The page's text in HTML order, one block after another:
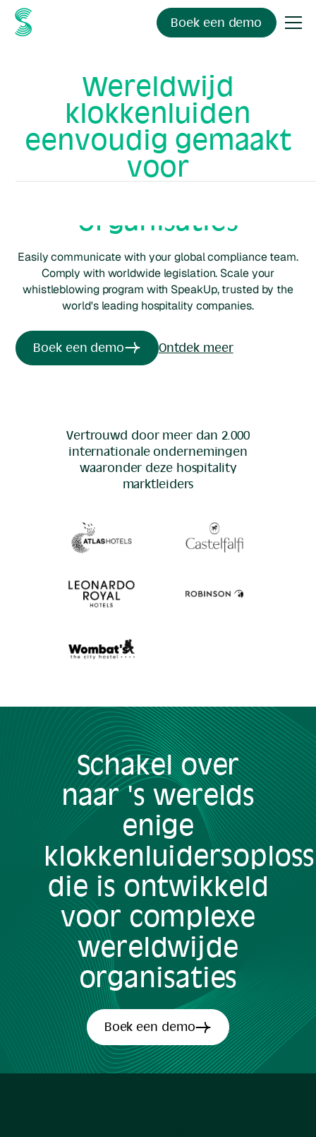
Boek een demo
Wereldwijd
klokkenluiden
eenvoudig gemaakt
voor
hospitality
organisaties
Easily communicate with your global compliance team.
Comply with worldwide legislation. Scale your
whistleblowing program with SpeakUp, trusted by the
world's leading hospitality companies.
Boek een demo Ontdek meer
Vertrouwd door meer dan 2.000
internationale ondernemingen
waaronder deze hospitality
marktleiders
Schakel over
naar 's werelds
enige
die is ontwikkeld
voor complexe
wereldwijde
organisaties
Boek een demo